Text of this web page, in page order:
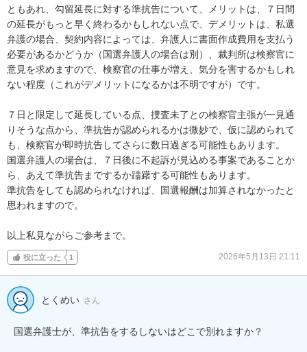
ともあれ、勾留延長に対する準抗告について、メリットは、７日間
の延長がもっと早く終わるかもしれない点で、デメリットは、私選
弁護の場合、契約内容によっては、弁護人に書面作成費用を支払う
必要があるかどうか（国選弁護人の場合は別）、裁判所は検察官に
意見を求めますので、検察官の仕事が増え、気分を害するかもしれ
ない程度（これがデメリットになるかは不明ですが）です。
７日と限定して延長している点、捜査未了との検察官主張が一見通
りそうな点から、準抗告が認められるかは微妙で、仮に認められて
も、検察官が即時抗告してさらに数日過ぎる可能性もあります。
国選弁護人の場合は、７日後に不起訴が見込める事案であることか
ら、あえて準抗告までするか躊躇する可能性もあります。
準抗告をしても認められなければ、国選報酬は加算されなかったと
思われますので。
以上私見ながらご参考まで。
役に立った 1 2026年5月13日 21:11
とくめい さん
国選弁護士が、準抗告をするしないはどこで別れますか？